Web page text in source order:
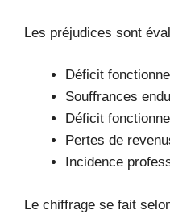
Les préjudices sont
Déficit
Souffrances
Déficit
Pertes de
Incidence
Le chiffrage se fait